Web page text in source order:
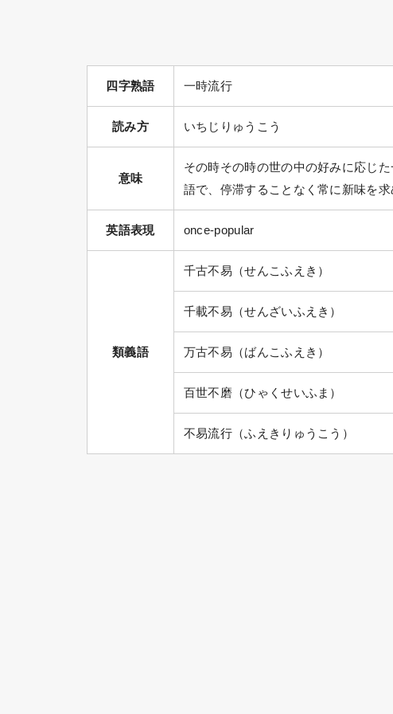
四字熟語 一時流行
読み方 いちじりゅうこう
意味
その時その時の世の中の好みに応じ
語で、停滞することなく常に新味を
英語表現 once-popular
類義語
千古不易（せんこふえき）
千載不易（せんざいふえき）
万古不易（ばんこふえき）
百世不磨（ひゃくせいふま）
不易流行（ふえきりゅうこう）